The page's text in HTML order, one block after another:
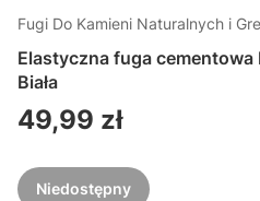
Fugi Do Kamieni Naturalnych i
Elastyczna fuga cementowa
Biała
Cena
49,99 zł
Niedostępny